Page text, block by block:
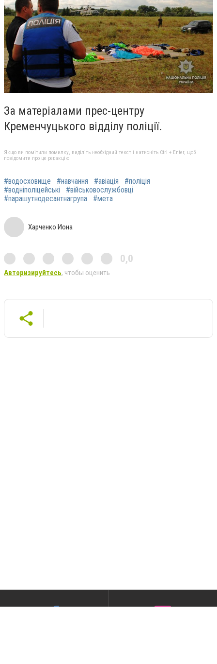
За матеріалами прес-центру
Кременчуцького відділу поліції.
Якщо ви помітили помилку, виділіть необхідний текст і натисніть Ctrl + Enter, щоб
повідомити про це редакцію
#водосховище #навчання #авіація
#поліція
#водніполіцейські
#військовослужбовці
#парашутнодесантнагрупа
#мета
Харченко Иона
0,0
Авторизируйтесь, чтобы оценить